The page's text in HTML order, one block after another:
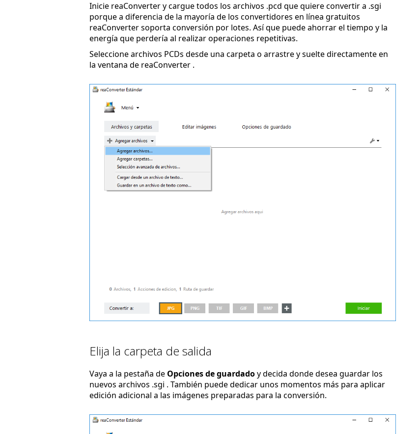
Inicie reaConverter y cargue todos los archivos .pcd que quiere convertir a .sgi
porque a diferencia de la mayoría de los convertidores en línea gratuitos
reaConverter soporta conversión por lotes. Así que puede ahorrar el tiempo y la
energía que perdería al realizar operaciones repetitivas.
Seleccione archivos PCDs desde una carpeta o arrastre y suelte directamente en
la ventana de reaConverter .
Elija la carpeta de salida
Vaya a la pestaña de Opciones de guardadoy decida donde desea guardar los
nuevos archivos .sgi . También puede dedicar unos momentos más para aplicar
edición adicional a las imágenes preparadas para la conversión.